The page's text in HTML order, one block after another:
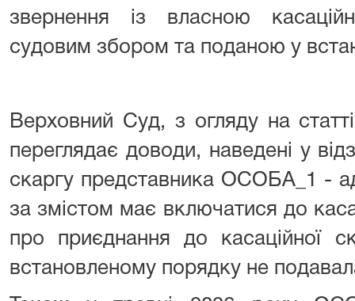
звернення із власною
судовим збором та поданою у
Верховний Суд, з огляду на
переглядає доводи, наведені у
скаргу представника ОСОБА_1 -
за змістом має включатися до
про приєднання до касаційної
встановленому порядку не